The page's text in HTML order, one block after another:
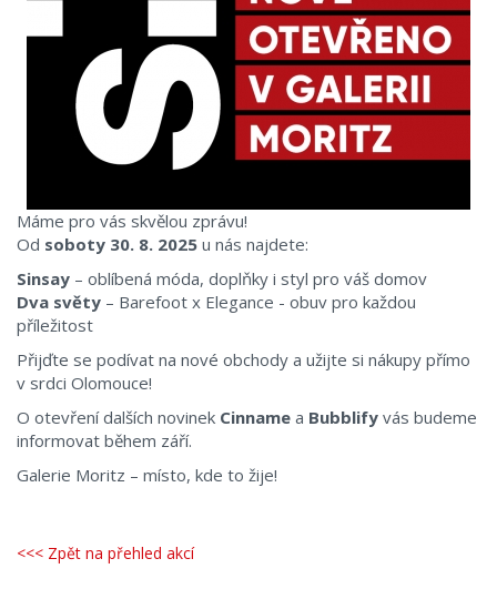
Máme pro vás skvělou zprávu!
Od soboty 30. 8. 2025 u nás najdete:
Sinsay – oblíbená móda, doplňky i styl pro váš domov
Dva světy – Barefoot x Elegance - obuv pro každou
příležitost
Přijďte se podívat na nové obchody a užijte si nákupy přímo
v srdci Olomouce!
O otevření dalších novinek Cinname a Bubblify vás budeme
informovat během září.
Galerie Moritz – místo, kde to žije!
<<< Zpět na přehled akcí